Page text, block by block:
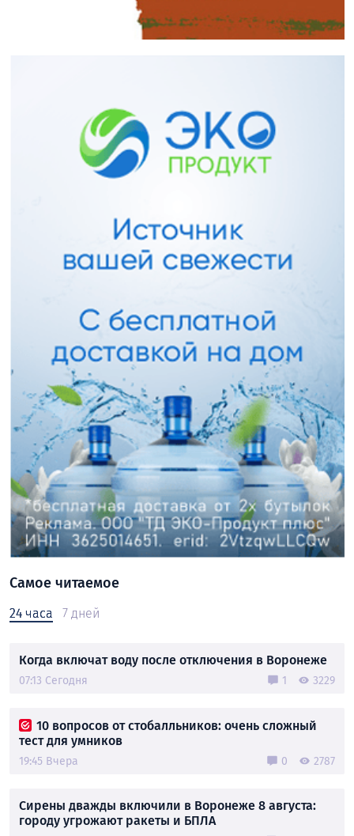
Самое читаемое
24 часа 7 дней
Когда включат воду после отключения в Воронеже
07:13 Сегодня 1 3229
10 вопросов от стобалльников: очень сложный
тест для умников
19:45 Вчера 0 2787
Сирены дважды включили в Воронеже 8 августа:
городу угрожают ракеты и БПЛА